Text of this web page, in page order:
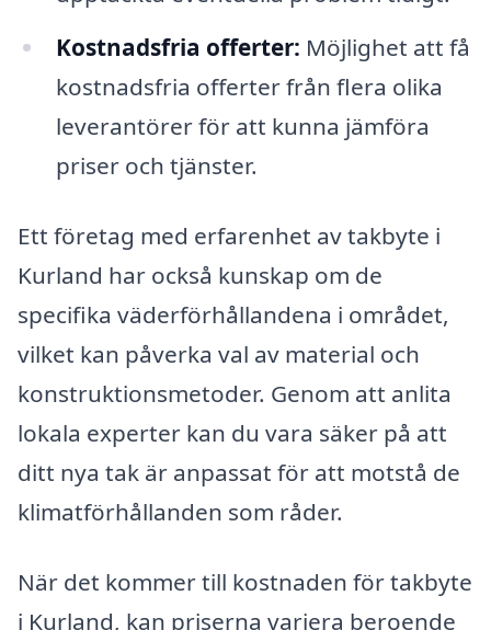
Kostnadsfria offerter: Möjlighet att få
kostnadsfria offerter från flera olika
leverantörer för att kunna jämföra
priser och tjänster.
Ett företag med erfarenhet av takbyte i
Kurland har också kunskap om de
specifika väderförhållandena i området,
vilket kan påverka val av material och
konstruktionsmetoder. Genom att anlita
lokala experter kan du vara säker på att
ditt nya tak är anpassat för att motstå de
klimatförhållanden som råder.
När det kommer till kostnaden för takbyte
i Kurland, kan priserna variera beroende